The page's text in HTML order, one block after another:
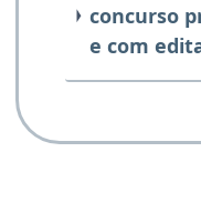
concurso
e com